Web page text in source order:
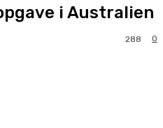
i Australien
0
288